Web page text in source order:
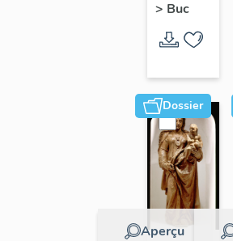
> Buc
Dossier
Aperçu